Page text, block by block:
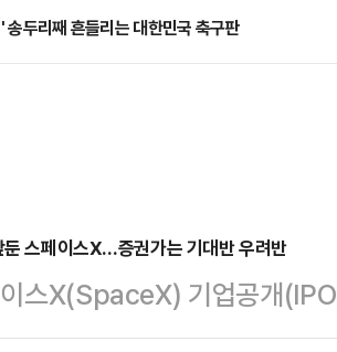
송두리째 흔들리는 대한민국 축구판
둔 스페이스X…증권가는 기대반 우려반
스X(SpaceX) 기업공개
관련한 다양한 관측이 제기